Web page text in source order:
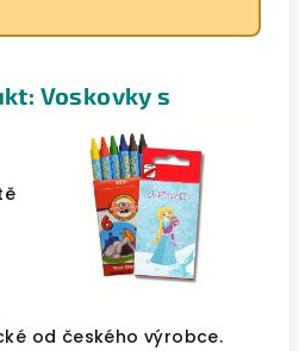
Voskovky s
od českého výrobce.